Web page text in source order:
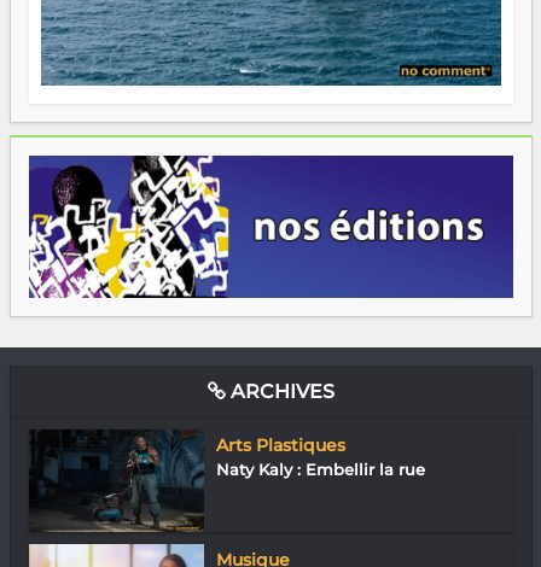
ARCHIVES
Arts Plastiques
Naty Kaly : Embellir la rue
Musique